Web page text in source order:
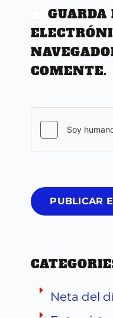
COMENTE.
PUBLICAR
Neta del